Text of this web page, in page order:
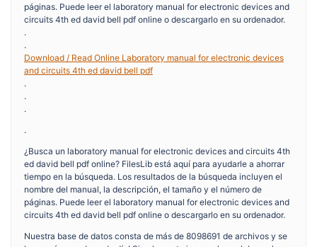
páginas. Puede leer el laboratory manual for electronic devices and
circuits 4th ed david bell pdf online o descargarlo en su ordenador.
.
.
Download / Read Online Laboratory manual for electronic devices
and circuits 4th ed david bell pdf
.
.
.
.
¿Busca un laboratory manual for electronic devices and circuits 4th
ed david bell pdf online? FilesLib está aquí para ayudarle a ahorrar
tiempo en la búsqueda. Los resultados de la búsqueda incluyen el
nombre del manual, la descripción, el tamaño y el número de
páginas. Puede leer el laboratory manual for electronic devices and
circuits 4th ed david bell pdf online o descargarlo en su ordenador.
Nuestra base de datos consta de más de 8098691 de archivos y se